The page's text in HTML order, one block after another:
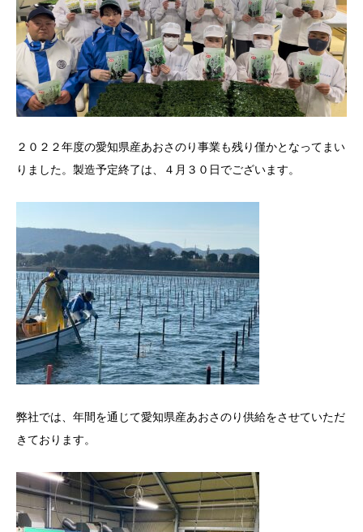
２０２２年度の愛知県産あおさのり事業も残り僅かとなってまい
りました。製造予定終了は、４月３０日でございます。
弊社では、年間を通じて愛知県産あおさのり供給をさせていただ
きております。